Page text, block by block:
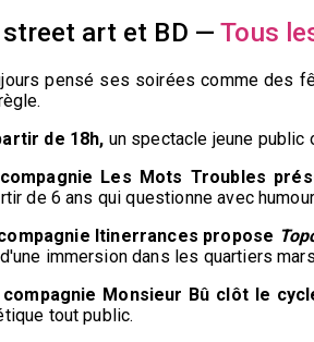
art et BD — Tous
pensé ses soirées comme des
de 18h, un spectacle jeune
Les Mots Troubles
de 6 ans qui questionne avec
Itinerrances propose
immersion dans les quartiers
Monsieur Bû clôt le
tout public.